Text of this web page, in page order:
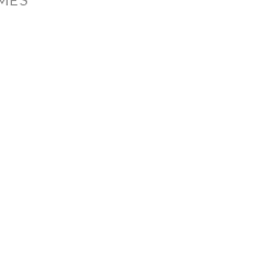
vixente en materia de
Persoal, a Real Academia
que faciliten o seu correo
outra información de carácter
obxecto de tratamento
e incorporados aos seus